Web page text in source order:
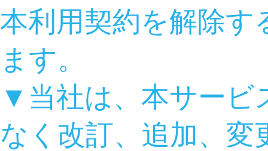
本利用契約を解除
ます。
▼当社は、本サービ
なく改訂、追加、